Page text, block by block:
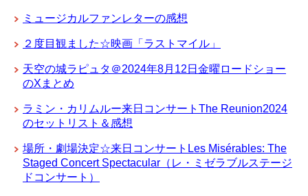
ミュージカルファンレターの感想
２度目観ました☆映画「ラストマイル」
天空の城ラピュタ＠2024年8月12日金曜ロードショー
のXまとめ
ラミン・カリムルー来日コンサートThe Reunion2024
のセットリスト＆感想
場所・劇場決定☆来日コンサートLes Misérables: The
Staged Concert Spectacular（レ・ミゼラブルステージ
ドコンサート）